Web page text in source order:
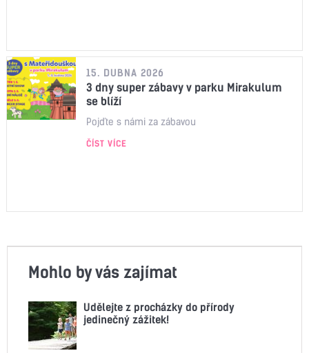
15. DUBNA 2026
3 dny super zábavy v parku Mirakulum
se blíží
Pojďte s námi za zábavou
ČÍST VÍCE
Mohlo by vás zajímat
Udělejte z procházky do přírody
jedinečný zážitek!